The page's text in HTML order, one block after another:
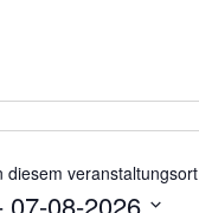
diesem veranstaltungsort
07-08-2026